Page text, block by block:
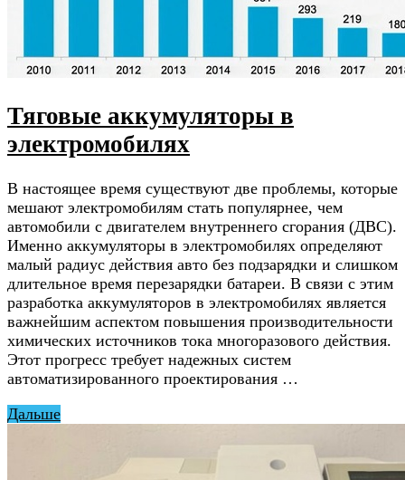
Тяговые аккумуляторы в
электромобилях
В настоящее время существуют две проблемы, которые
мешают электромобилям стать популярнее, чем
автомобили с двигателем внутреннего сгорания (ДВС).
Именно аккумуляторы в электромобилях определяют
малый радиус действия авто без подзарядки и слишком
длительное время перезарядки батареи. В связи с этим
разработка аккумуляторов в электромобилях является
важнейшим аспектом повышения производительности
химических источников тока многоразового действия.
Этот прогресс требует надежных систем
автоматизированного проектирования …
Дальше